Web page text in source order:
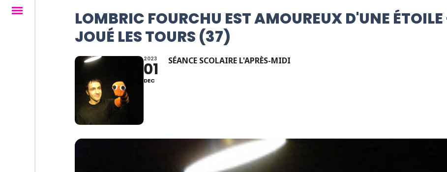
LOMBRIC FOURCHU EST AMOUREUX D'UNE
JOUÉ LES TOURS (37)
2023
01
DEC
SÉANCE SCOLAIRE L'APRÈS-MIDI